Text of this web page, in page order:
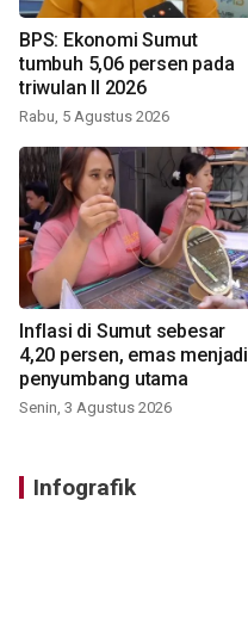
BPS: Ekonomi Sumut
tumbuh 5,06 persen pada
triwulan II 2026
Rabu, 5 Agustus 2026
Inflasi di Sumut sebesar
4,20 persen, emas menjadi
penyumbang utama
Senin, 3 Agustus 2026
Infografik